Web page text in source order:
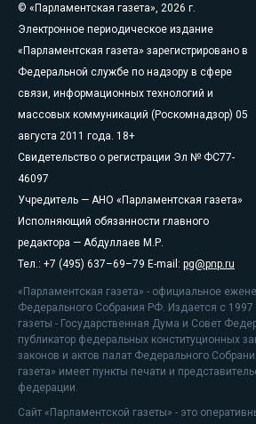
© «Парламентская газета», 2026 г.
Электронное периодическое издание
«Парламентская газета» зарегистрировано в
Федеральной службе по надзору в сфере
связи, информационных технологий и
массовых коммуникаций (Роскомнадзор) 05
августа 2011 года. 18+
Свидетельство о регистрации Эл № ФС77-
46097
Учредитель — АНО «Парламентская газета»
Исполняющий обязанности главного
редактора — Абдуллаев М.Р.
Тел.: +7 (495) 637–69–79 E-mail: pg@pnp.ru
«Парламентская газета» - официальное
Федерального Собрания РФ. Издается с 1997
газеты - Государственная Дума и Совет
публикатор федеральных конституционных
законов и актов палат Федерального
газета» имеет пункты печати и
федерации.
Сайт «Парламентской газеты» - это